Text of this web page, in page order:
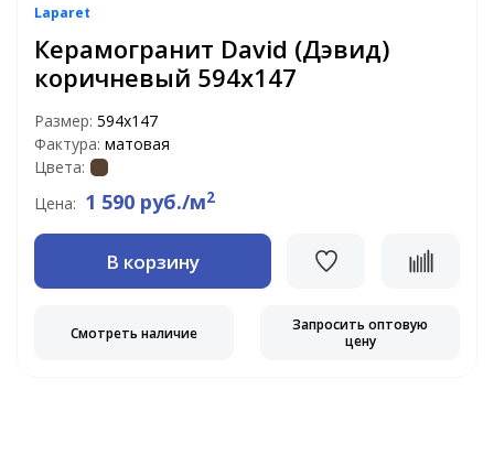
Laparet
Керамогранит David (Дэвид)
коричневый 594х147
Размер: 594х147
Фактура: матовая
Цвета:
Цена: 1 590 руб./м2
В корзину
Смотреть наличие
Запросить оптовую
цену